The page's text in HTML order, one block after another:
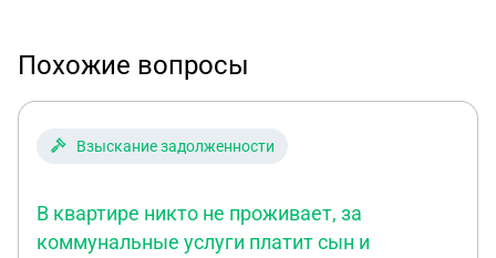
Похожие вопросы
Взыскание задолженности
В квартире никто не проживает, за
коммунальные услуги платит сын и